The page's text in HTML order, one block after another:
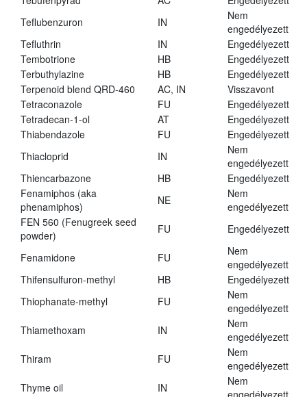
Teflubenzuron
IN
Nem
engedélyezett
Tefluthrin
IN
Engedélyezett
Tembotrione
HB
Engedélyezett
Terbuthylazine
HB
Engedélyezett
Terpenoid blend QRD-460
AC, IN
Visszavont
Tetraconazole
FU
Engedélyezett
Tetradecan-1-ol
AT
Engedélyezett
Thiabendazole
FU
Engedélyezett
Thiacloprid
IN
Nem
engedélyezett
Thiencarbazone
HB
Engedélyezett
Fenamiphos (aka
phenamiphos)
NE
Nem
engedélyezett
FEN 560 (Fenugreek seed
powder)
FU Engedélyezett
Fenamidone FU
Nem
engedélyezett
Thifensulfuron-methyl
HB
Engedélyezett
Thiophanate-methyl
FU
Nem
engedélyezett
Thiamethoxam
IN
Nem
engedélyezett
Thiram
FU
Nem
engedélyezett
Thyme oil
IN
Nem